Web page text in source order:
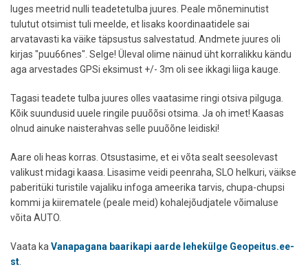
luges meetrid nulli teadetetulba juures. Peale mõneminutist
tulutut otsimist tuli meelde, et lisaks koordinaatidele sai
arvatavasti ka väike täpsustus salvestatud. Andmete juures oli
kirjas "puu66nes". Selge! Üleval olime näinud üht korralikku kändu
aga arvestades GPSi eksimust +/- 3m oli see ikkagi liiga kauge.
Tagasi teadete tulba juures olles vaatasime ringi otsiva pilguga.
Kõik suundusid uuele ringile puuõõsi otsima. Ja oh imet! Kaasas
olnud ainuke naisterahvas selle puuõõne leidiski!
Aare oli heas korras. Otsustasime, et ei võta sealt seesolevast
valikust midagi kaasa. Lisasime veidi peenraha, SLO helkuri, väikse
paberitüki turistile vajaliku infoga ameerika tarvis, chupa-chupsi
kommi ja kiirematele (peale meid) kohalejõudjatele võimaluse
võita AUTO.
Vaata ka Vanapagana baarikapi aarde lehekülge Geopeitus.ee-
st